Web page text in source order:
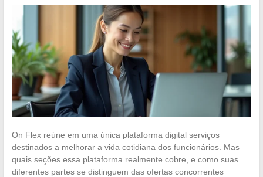
On Flex reúne em uma única plataforma digital serviços
destinados a melhorar a vida cotidiana dos funcionários. Mas
quais seções essa plataforma realmente cobre, e como suas
diferentes partes se distinguem das ofertas concorrentes